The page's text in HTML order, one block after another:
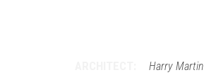
Harry Martin